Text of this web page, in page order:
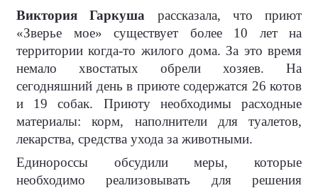
Виктория Гаркуша рассказала, что приют
«Зверье мое» существует более 10 лет на
территории когда-то жилого дома. За это время
немало хвостатых обрели хозяев. На
сегодняшний день в приюте содержатся 26 котов
и 19 собак. Приюту необходимы расходные
материалы: корм, наполнители для туалетов,
лекарства, средства ухода за животными.
Единороссы обсудили меры, которые
необходимо реализовывать для решения